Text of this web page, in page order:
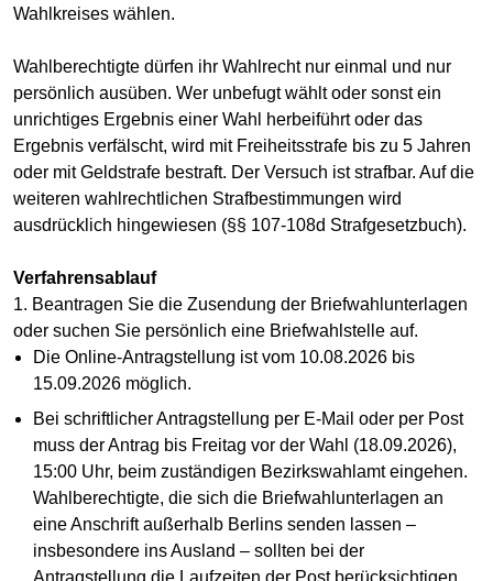
Wahlkreises wählen.
Wahlberechtigte dürfen ihr Wahlrecht nur einmal und nur
persönlich ausüben. Wer unbefugt wählt oder sonst ein
unrichtiges Ergebnis einer Wahl herbeiführt oder das
Ergebnis verfälscht, wird mit Freiheitsstrafe bis zu 5 Jahren
oder mit Geldstrafe bestraft. Der Versuch ist strafbar. Auf die
weiteren wahlrechtlichen Strafbestimmungen wird
ausdrücklich hingewiesen (§§ 107-108d Strafgesetzbuch).
Verfahrensablauf
1. Beantragen Sie die Zusendung der Briefwahlunterlagen
oder suchen Sie persönlich eine Briefwahlstelle auf.
Die Online-Antragstellung ist vom 10.08.2026 bis
15.09.2026 möglich.
Bei schriftlicher Antragstellung per E-Mail oder per Post
muss der Antrag bis Freitag vor der Wahl (18.09.2026),
15:00 Uhr, beim zuständigen Bezirkswahlamt eingehen.
Wahlberechtigte, die sich die Briefwahlunterlagen an
eine Anschrift außerhalb Berlins senden lassen –
insbesondere ins Ausland – sollten bei der
Antragstellung die Laufzeiten der Post berücksichtigen.